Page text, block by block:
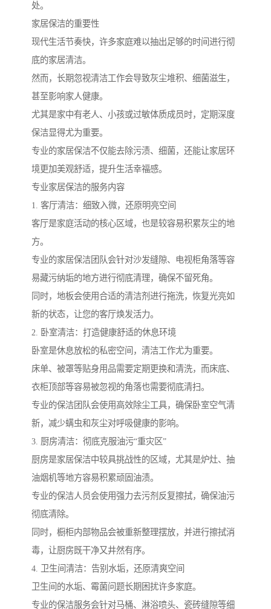
处。
家居保洁的重要性
现代生活节奏快，许多家庭难以抽出足够的时间进行彻
底的家居清洁。
然而，长期忽视清洁工作会导致灰尘堆积、细菌滋生，
甚至影响家人健康。
尤其是家中有老人、小孩或过敏体质成员时，定期深度
保洁显得尤为重要。
专业的家居保洁不仅能去除污渍、细菌，还能让家居环
境更加美观舒适，提升生活幸福感。
专业家居保洁的服务内容
1. 客厅清洁：细致入微，还原明亮空间
客厅是家庭活动的核心区域，也是较容易积累灰尘的地
方。
专业的家居保洁团队会针对沙发缝隙、电视柜角落等容
易藏污纳垢的地方进行彻底清理，确保不留死角。
同时，地板会使用合适的清洁剂进行拖洗，恢复光亮如
新的状态，让您的客厅焕发活力。
2. 卧室清洁：打造健康舒适的休息环境
卧室是休息放松的私密空间，清洁工作尤为重要。
床单、被罩等贴身用品需要定期更换和清洗，而床底、
衣柜顶部等容易被忽视的角落也需要彻底清扫。
专业的保洁团队会使用高效除尘工具，确保卧室空气清
新，减少螨虫和灰尘对呼吸健康的影响。
3. 厨房清洁：彻底克服油污“重灾区”
厨房是家居保洁中较具挑战性的区域，尤其是炉灶、抽
油烟机等地方容易积累顽固油渍。
专业的保洁人员会使用强力去污剂反复擦拭，确保油污
彻底清除。
同时，橱柜内部物品会被重新整理摆放，并进行擦拭消
毒，让厨房既干净又井然有序。
4. 卫生间清洁：告别水垢，还原清爽空间
卫生间的水垢、霉菌问题长期困扰许多家庭。
专业的保洁服务会针对马桶、淋浴喷头、瓷砖缝隙等细